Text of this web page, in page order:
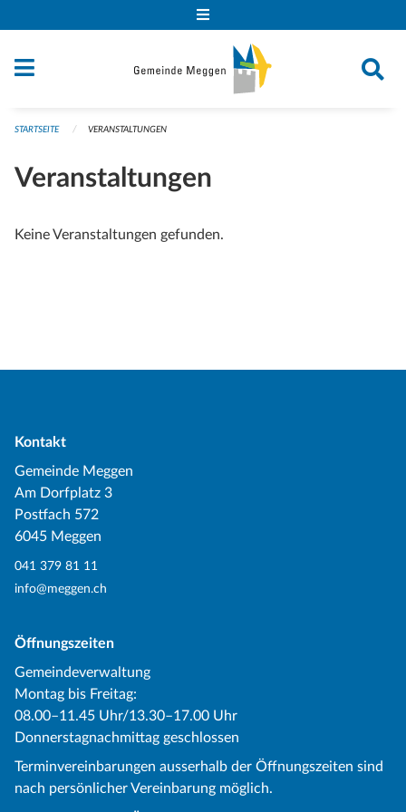
STARTSEITE VERANSTALTUNGEN
Veranstaltungen
Keine Veranstaltungen gefunden.
Kontakt
Gemeinde Meggen
Am Dorfplatz 3
Postfach 572
6045 Meggen
041 379 81 11
info@meggen.ch
Öffnungszeiten
Gemeindeverwaltung
Montag bis Freitag:
08.00–11.45 Uhr/13.30–17.00 Uhr
Donnerstagnachmittag geschlossen
Terminvereinbarungen ausserhalb der Öffnungszeiten sind
nach persönlicher Vereinbarung möglich.